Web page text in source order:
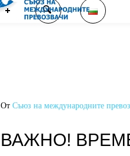
От Съюз на международните
ВАЖНО!